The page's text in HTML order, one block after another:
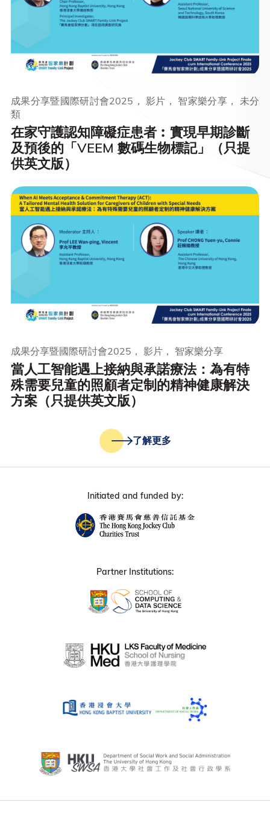
在家守護認知障礙症患者︰實現早期診斷
及預後的「VEEM 數碼生物標記」（只提
供英文版）
成果分享暨國際研討會2025， 影片， 智家樂分享， 未分
類
當人工智能遇上接納與承諾療法：為有特
殊需要兒童的照顧者定制的精神健康解決
方案（只提供英文版）
成果分享暨國際研討會2025， 影片， 智家樂分享
了解更多
Initiated and funded by:
Partner Institutions: